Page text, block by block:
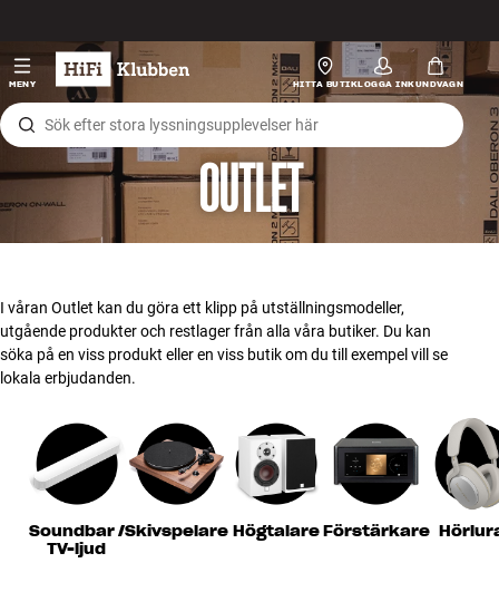
MENY HITTA BUTIKLOGGA INKUNDVAGN
HiFi
Högtalare
Skivspelare
Hörlurar
Surround
TV
Kablar
OUTLET
I våran Outlet kan du göra ett klipp på utställningsmodeller,
utgående produkter och restlager från alla våra butiker. Du kan
söka på en viss produkt eller en viss butik om du till exempel vill se
lokala erbjudanden.
Soundbar /
TV-ljud
Skivspelare HögtalareFörstärkare